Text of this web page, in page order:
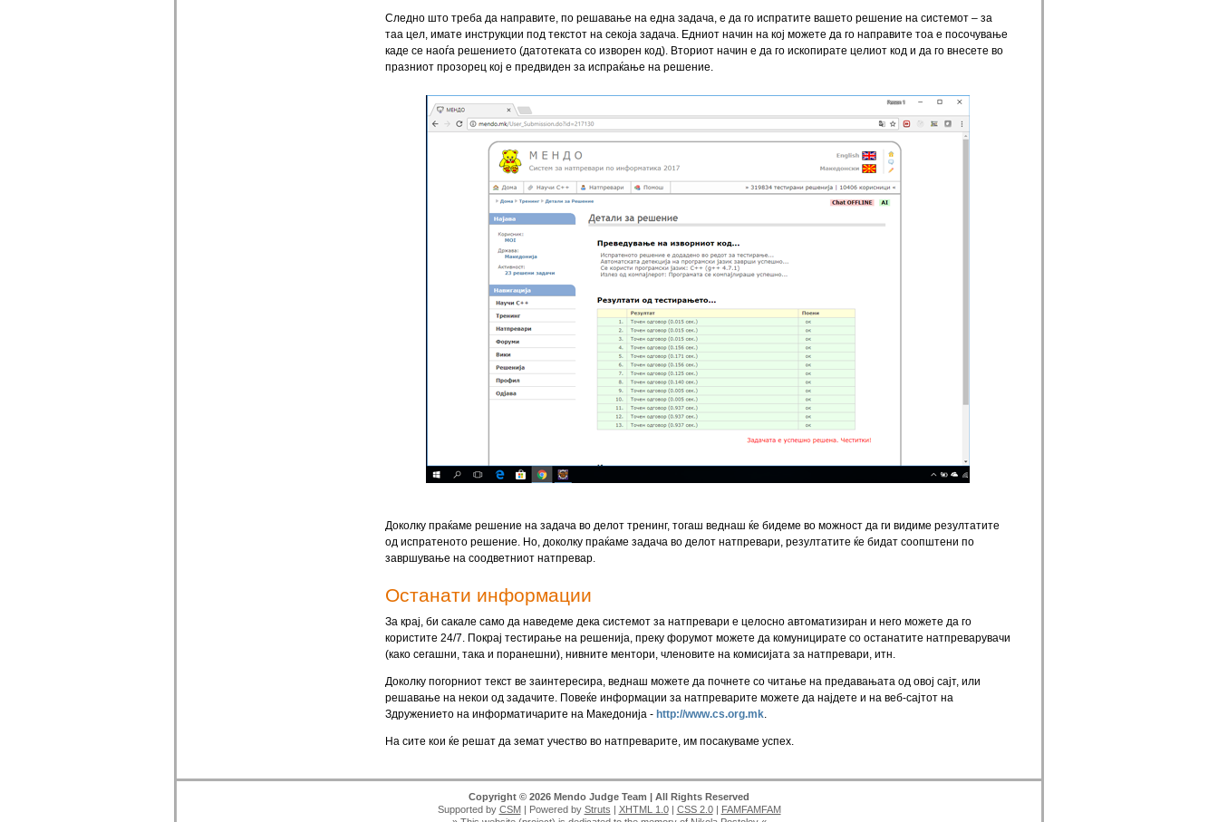
Следно што треба да направите, по решавање на една задача, е да го испратите вашето решение на системот – за
таа цел, имате инструкции под текстот на секоја задача. Едниот начин на кој можете да го направите тоа е посочување
каде се наоѓа решението (датотеката со изворен код). Вториот начин е да го ископирате целиот код и да го внесете во
празниот прозорец кој е предвиден за испраќање на решение.
Доколку праќаме решение на задача во делот тренинг, тогаш веднаш ќе бидеме во можност да ги видиме резултатите
од испратеното решение. Но, доколку праќаме задача во делот натпревари, резултатите ќе бидат соопштени по
завршување на соодветниот натпревар.
Останати информации
За крај, би сакале само да наведеме дека системот за натпревари е целосно автоматизиран и него можете да го
користите 24/7. Покрај тестирање на решенија, преку форумот можете да комуницирате со останатите натпреварувачи
(како сегашни, така и поранешни), нивните ментори, членовите на комисијата за натпревари, итн.
Доколку погорниот текст ве заинтересира, веднаш можете да почнете со читање на предавањата од овој сајт, или
решавање на некои од задачите. Повеќе информации за натпреварите можете да најдете и на веб-сајтот на
Здружението на информатичарите на Македонија - http://www.cs.org.mk.
На сите кои ќе решат да земат учество во натпреварите, им посакуваме успех.
Copyright © 2026 Mendo Judge Team | All Rights Reserved
Supported by CSM| Powered by Struts | XHTML 1.0| CSS 2.0| FAMFAMFAM